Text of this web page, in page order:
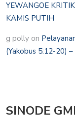
YEWANGOE
KAMIS PUTIH
g polly on
(Yakobus 5:12-20)
SINODE